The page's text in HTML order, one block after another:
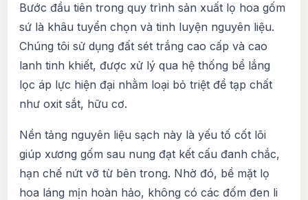
Bước đầu tiên trong quy trình sản xuất lọ hoa gốm
sứ là khâu tuyển chọn và tinh luyện nguyên liệu.
Chúng tôi sử dụng đất sét trắng cao cấp và cao
lanh tinh khiết, được xử lý qua hệ thống bể lắng
lọc áp lực hiện đại nhằm loại bỏ triệt để tạp chất
như oxit sắt, hữu cơ.
Nền tảng nguyên liệu sạch này là yếu tố cốt lõi
giúp xương gốm sau nung đạt kết cấu đanh chắc,
hạn chế nứt vỡ từ bên trong. Nhờ đó, bề mặt lọ
hoa láng mịn hoàn hảo, không có các đốm đen li